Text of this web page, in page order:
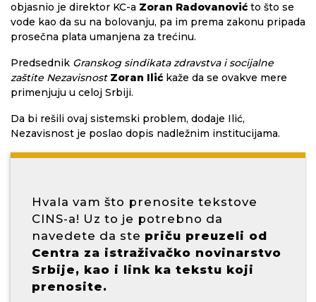
objasnio je direktor KC-a Zoran Radovanović to što se
vode kao da su na bolovanju, pa im prema zakonu pripada
prosečna plata umanjena za trećinu.
Predsednik Granskog sindikata zdravstva i socijalne
zaštite Nezavisnost Zoran Ilić kaže da se ovakve mere
primenjuju u celoj Srbiji.
Da bi rešili ovaj sistemski problem, dodaje Ilić,
Nezavisnost je poslao dopis nadležnim institucijama.
Hvala vam što prenosite tekstove
CINS-a! Uz to je potrebno da
navedete da ste priču preuzeli od
Centra za istraživačko novinarstvo
Srbije, kao i link ka tekstu koji
prenosite.